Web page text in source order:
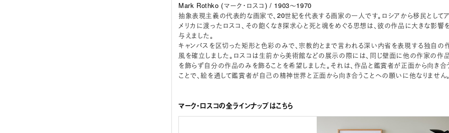
Mark Rothko (マーク・ロスコ) / 1903～1970
抽象表現主義の代表的な画家で、20世紀を代表する画家の一人です。ロシアから移民としてア
メリカに渡ったロスコ、その飽くなき探求心と死と魂をめぐる思想は、彼の作品に大きな影響を
与えました。
キャンバスを区切った矩形と色彩のみで、宗教的とまで言われる深い内省を表現する独自の
風を確立しました。ロスコは生前から美術館などの展示の際には、同じ壁面に他の作家の作
を飾らず自分の作品のみを飾ることを希望しました。それは、作品と鑑賞者が正面から向き合
ことで、絵を通して鑑賞者が自己の精神世界と正面から向き合うことへの願いに他なりません。
マーク・ロスコの全ラインナップはこちら